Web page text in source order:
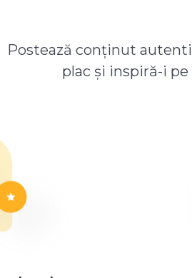
Postează conținut
plac și inspiră-i